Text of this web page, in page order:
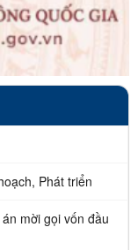
Phát triển
mời gọi vốn đầu